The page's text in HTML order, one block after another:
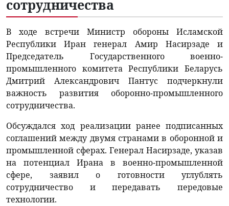
сотрудничества
В ходе встречи Министр обороны Исламской
Республики Иран генерал Амир Насирзаде и
Председатель Государственного военно-
промышленного комитета Республики Беларусь
Дмитрий Александрович Пантус подчеркнули
важность развития оборонно-промышленного
сотрудничества.
Обсуждался ход реализации ранее подписанных
соглашений между двумя странами в оборонной и
промышленной сферах. Генерал Насирзаде, указав
на потенциал Ирана в военно-промышленной
сфере, заявил о готовности углублять
сотрудничество и передавать передовые
технологии.